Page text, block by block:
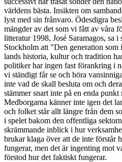
världens bästa. Insikten om
lyst med sin frånvaro. Ödesdigra
mängder av det som vi fått av våra
litteratur 1998, José Saramagos, sa
Stockholm att "Den generation
lands historia, kultur och tradition
politiker har ingen fast förankring i
vi ständigt får se och höra
inte vad de skall besluta om och
stämmer snart inte på en enda
Medborgarna känner inte igen det
och folket står allt längre från dem
i spelet bakom den offentliga
skrämmande inblick i hur
brukar klaga över att de inte förstår
fungerar, men det är ingenting mot
förstod hur det faktiskt fungerar.